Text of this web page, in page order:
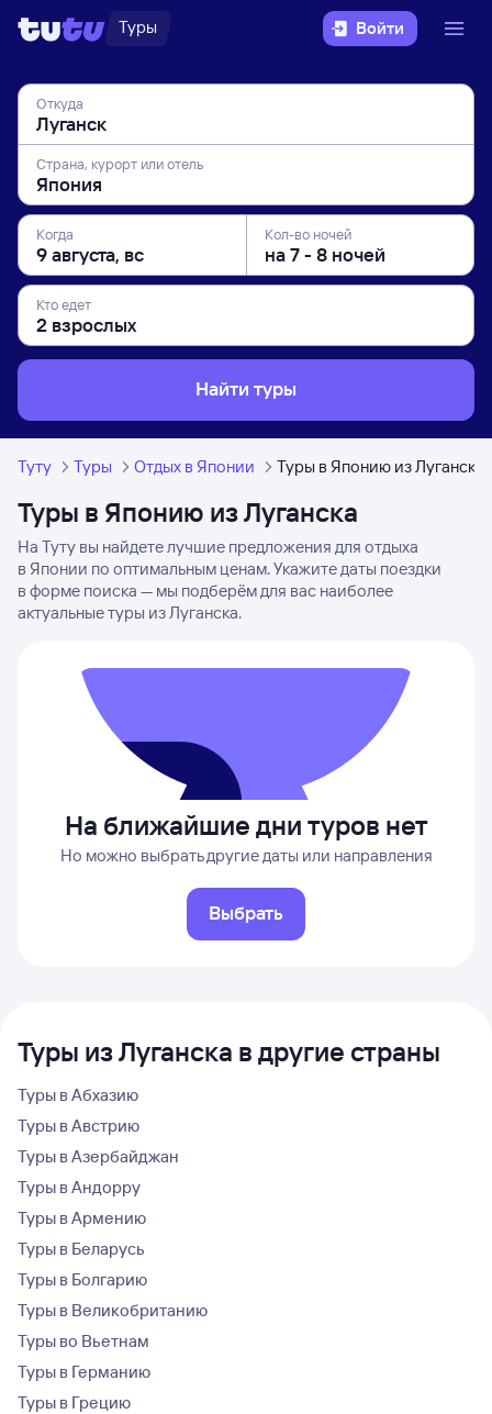
Туры Войти
Откуда
Страна, курорт или отель
Когда Кол-во ночей
Кто едет
Найти туры
Туту Туры Отдых в Японии Туры в Японию из Луганска
Туры в Японию из Луганска
На Туту вы найдете лучшие предложения для отдыха
в Японии по оптимальным ценам. Укажите даты поездки
в форме поиска — мы подберём для вас наиболее
актуальные туры из Луганска.
На ближайшие дни туров нет
Но можно выбрать другие даты или направления
Выбрать
Туры из Луганска в другие страны
Туры в Абхазию
Туры в Австрию
Туры в Азербайджан
Туры в Андорру
Туры в Армению
Туры в Беларусь
Туры в Болгарию
Туры в Великобританию
Туры во Вьетнам
Туры в Германию
Туры в Грецию